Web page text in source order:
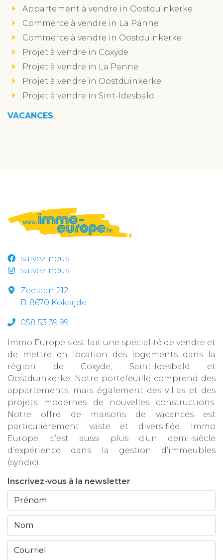
Appartement à vendre in Oostduinkerke
Commerce à vendre in La Panne
Commerce à vendre in Oostduinkerke
Projet à vendre in Coxyde
Projet à vendre in La Panne
Projet à vendre in Oostduinkerke
Projet à vendre in Sint-Idesbald
VACANCES
suivez-nous
suivez-nous
Zeelaan 212
B-8670 Koksijde
058 53 39 99
Immo Europe s’est fait une spécialité de vendre et
de mettre en location des logements dans la
région de Coxyde, Saint-Idesbald et
Oostduinkerke. Notre portefeuille comprend des
appartements, mais également des villas et des
projets modernes de nouvelles constructions.
Notre offre de maisons de vacances est
particulièrement vaste et diversifiée. Immo
Europe, c’est aussi plus d’un demi-siècle
d’expérience dans la gestion d’immeubles
(syndic).
Inscrivez-vous à la newsletter